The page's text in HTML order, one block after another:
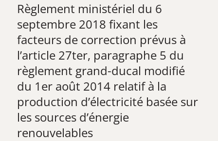
Règlement ministériel du 6
septembre 2018 fixant les
facteurs de correction prévus à
l’article 27ter, paragraphe 5 du
règlement grand-ducal modifié
du 1er août 2014 relatif à la
production d’électricité basée sur
les sources d’énergie
renouvelables